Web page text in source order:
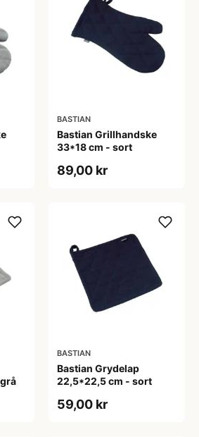
BASTIAN
Bastian Grillhandske
33*18 cm - sort
89,00 kr
BASTIAN
Bastian Grydelap
22,5*22,5 cm - sort
59,00 kr